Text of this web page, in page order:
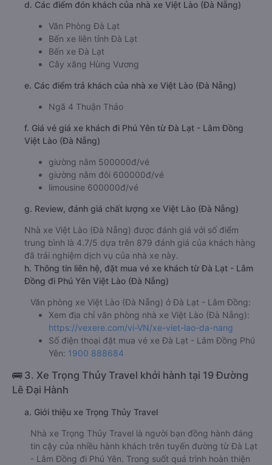
d. Các điểm đón khách của nhà xe Việt Lào (Đà Nẵng)
Văn Phòng Đà Lạt
Bến xe liên tỉnh Đà Lạt
Bến xe Đà Lạt
Cây xăng Hùng Vương
e. Các điểm trả khách của nhà xe Việt Lào (Đà Nẵng)
Ngã 4 Thuận Thảo
f. Giá vé giá xe khách đi Phú Yên từ Đà Lạt - Lâm Đồng
Việt Lào (Đà Nẵng)
giường nằm 500000đ/vé
giường nằm đôi 600000đ/vé
limousine 600000đ/vé
g. Review, đánh giá chất lượng xe Việt Lào (Đà Nẵng)
Nhà xe Việt Lào (Đà Nẵng) được đánh giá với số điểm
trung bình là 4.7/5 dựa trên 879 đánh giá của khách hàng
đã trải nghiệm dịch vụ của nhà xe này.
h. Thông tin liên hệ, đặt mua vé xe khách từ Đà Lạt - Lâm
Đồng đi Phú Yên Việt Lào (Đà Nẵng)
Văn phòng xe Việt Lào (Đà Nẵng) ở Đà Lạt - Lâm Đồng:
Xem địa chỉ văn phòng nhà xe Việt Lào (Đà Nẵng):
https://vexere.com/vi-VN/xe-viet-lao-da-nang
Số điện thoại đặt mua vé xe Đà Lạt - Lâm Đồng Phú
Yên: 1900 888684
🚌 3. Xe Trọng Thủy Travel khởi hành tại 19 Đường
Lê Đại Hành
a. Giới thiệu xe Trọng Thủy Travel
Nhà xe Trọng Thủy Travel là người bạn đồng hành đáng
tin cậy của nhiều hành khách trên tuyến đường từ Đà Lạt
- Lâm Đồng đi Phú Yên. Trong suốt quá trình hoàn thiện